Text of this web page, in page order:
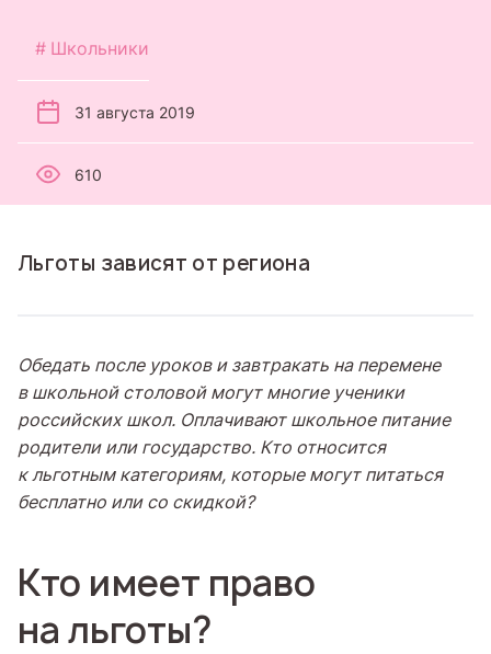
Школьники
31 августа 2019
610
Льготы зависят от региона
Обедать после уроков и завтракать на перемене
в школьной столовой могут многие ученики
российских школ. Оплачивают школьное питание
родители или государство. Кто относится
к льготным категориям, которые могут питаться
бесплатно или со скидкой?
Кто имеет право
на льготы?